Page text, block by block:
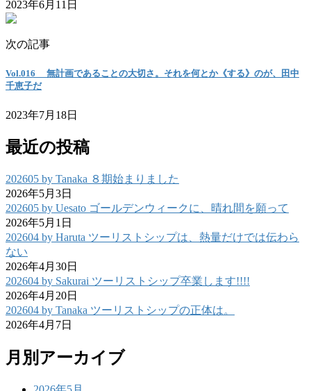
2023年6月11日
次の記事
Vol.016 無計画であることの大切さ。それを何とか《する》のが、田中
千恵子だ
2023年7月18日
最近の投稿
202605 by Tanaka ８期始まりました
2026年5月3日
202605 by Uesato ゴールデンウィークに、晴れ間を願って
2026年5月1日
202604 by Haruta ツーリストシップは、熱量だけでは伝わら
ない
2026年4月30日
202604 by Sakurai ツーリストシップ卒業します!!!!
2026年4月20日
202604 by Tanaka ツーリストシップの正体は。
2026年4月7日
月別アーカイブ